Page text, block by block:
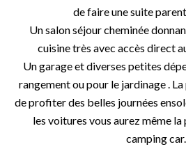
de faire une suite
Un salon séjour cheminée
cuisine très avec accès direct
Un garage et diverses petites
rangement ou pour le jardinage .
de profiter des belles journées
les voitures vous aurez même
camping car.